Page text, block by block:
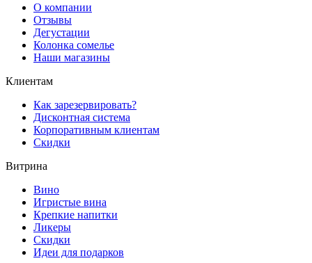
О компании
Отзывы
Дегустации
Колонка сомелье
Наши магазины
Клиентам
Как зарезервировать?
Дисконтная система
Корпоративным клиентам
Скидки
Витрина
Вино
Игристые вина
Крепкие напитки
Ликеры
Скидки
Идеи для подарков